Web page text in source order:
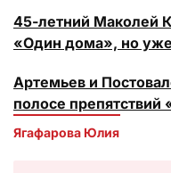
45-летний Маколей
«Один дома», но уже
Артемьев и
полосе препятствий
Ягафарова Юлия